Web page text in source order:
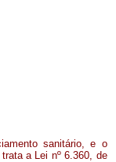
sanitário, e o
a Lei nº 6.360, de